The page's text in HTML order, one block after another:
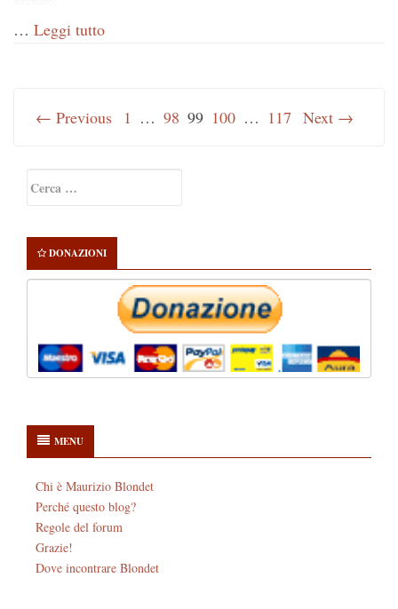
… Leggi tutto
← Previous 1 … 98 99 100 … 117 Next →
Sidebar
per:
DONAZIONI
MENU
Chi è Maurizio Blondet
Perché questo blog?
Regole del forum
Grazie!
Dove incontrare Blondet